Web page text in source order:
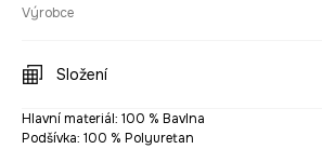
Výrobce
Složení
Hlavní materiál: 100 % Bavlna
Podšívka: 100 % Polyuretan